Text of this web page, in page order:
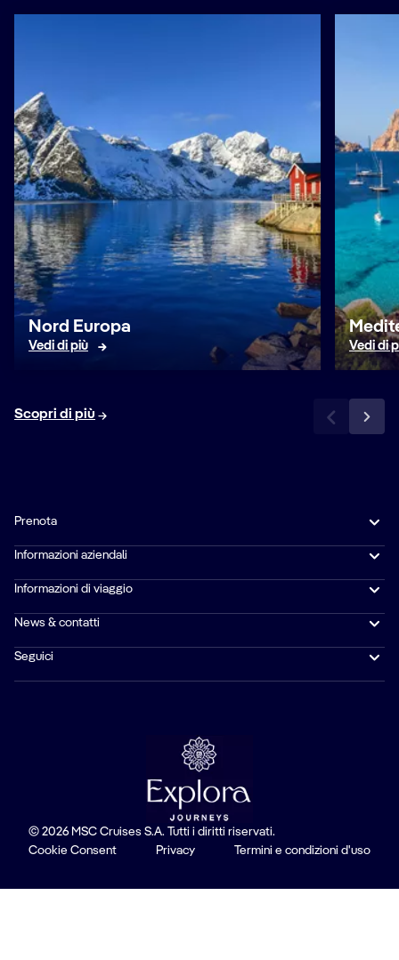
Nord Europa
Vedi di più Vedi di
Scopri di più
Prenota
Informazioni aziendali
Informazioni di viaggio
News & contatti
Seguici
© 2026 MSC Cruises S.A. Tutti i diritti riservati.
Cookie Consent
Privacy Termini e condizioni d'uso